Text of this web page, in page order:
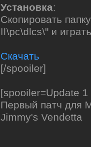
Установка:
Скопировать
II\pc\dlcs\" и
Скачать
[/spooiler]
[spooiler=Update 1
Первый патч для
Jimmy's Vendetta